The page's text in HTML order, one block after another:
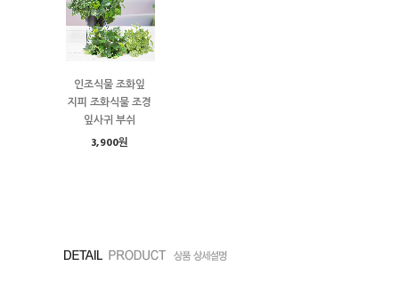
인조식물 조화잎
지피 조화식물 조경
잎사귀 부쉬
3,900원